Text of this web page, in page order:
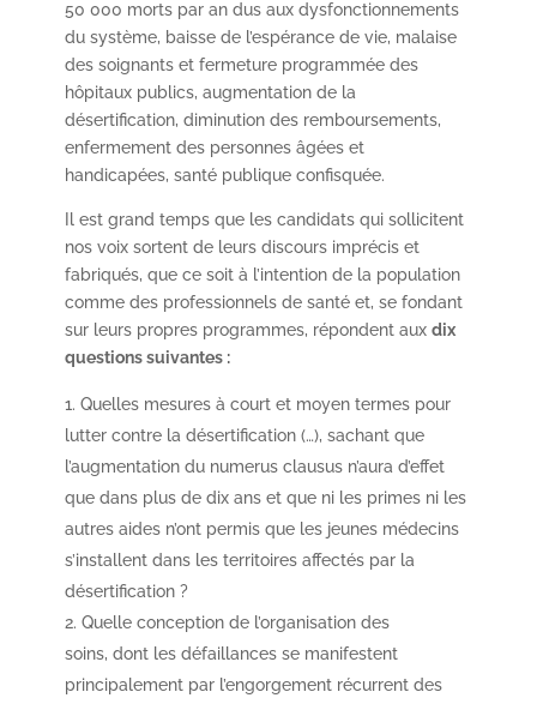
50 000 morts par an dus aux dysfonctionnements
du système, baisse de l’espérance de vie, malaise
des soignants et fermeture programmée des
hôpitaux publics, augmentation de la
désertification, diminution des remboursements,
enfermement des personnes âgées et
handicapées, santé publique confisquée.
Il est grand temps que les candidats qui sollicitent
nos voix sortent de leurs discours imprécis et
fabriqués, que ce soit à l’intention de la population
comme des professionnels de santé et, se fondant
sur leurs propres programmes, répondent aux dix
questions suivantes :
Quelles mesures à court et moyen termes pour
lutter contre la désertification (…), sachant que
l’augmentation du numerus clausus n’aura d’effet
que dans plus de dix ans et que ni les primes ni les
autres aides n’ont permis que les jeunes médecins
s’installent dans les territoires affectés par la
désertification ?
Quelle conception de l’organisation des
soins, dont les défaillances se manifestent
principalement par l’engorgement récurrent des